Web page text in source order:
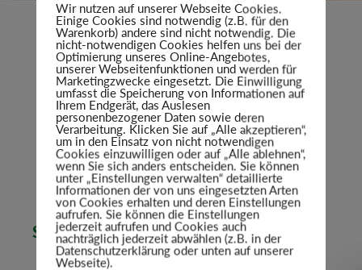
UNSER SORTIMENT
FÜR FIRMEN & GROSSHÄNDLER, FÜR DIE Q
UALITÄT & QUANTITÄT ZÄHLEN
SCHINKEN
Wir nutzen auf unserer Webseite Cookies.
Einige Cookies sind notwendig (z.B. für den
Warenkorb) andere sind nicht notwendig. Die
nicht-notwendigen Cookies helfen uns bei der
Optimierung unseres Online-Angebotes,
unserer Webseitenfunktionen und werden für
Marketingzwecke eingesetzt. Die Einwilligung
umfasst die Speicherung von Informationen auf
Ihrem Endgerät, das Auslesen
personenbezogener Daten sowie deren
Verarbeitung. Klicken Sie auf „Alle akzeptieren“,
um in den Einsatz von nicht notwendigen
Cookies einzuwilligen oder auf „Alle ablehnen“,
wenn Sie sich anders entscheiden. Sie können
unter „Einstellungen verwalten“ detaillierte
Informationen der von uns eingesetzten Arten
von Cookies erhalten und deren Einstellungen
aufrufen. Sie können die Einstellungen
jederzeit aufrufen und Cookies auch
nachträglich jederzeit abwählen (z.B. in der
Datenschutzerklärung oder unten auf unserer
Webseite).